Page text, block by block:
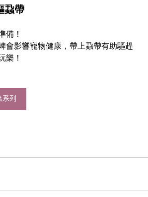
蝨帶
備！
會影響寵物健康，帶上蝨帶有助驅趕
樂！
列